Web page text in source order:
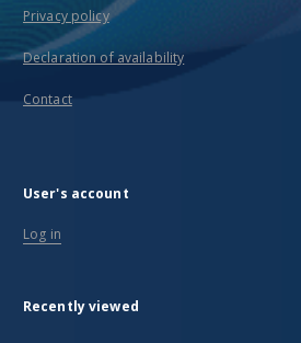
Privacy policy
Declaration of availability
Contact
User's account
Log in
Recently viewed